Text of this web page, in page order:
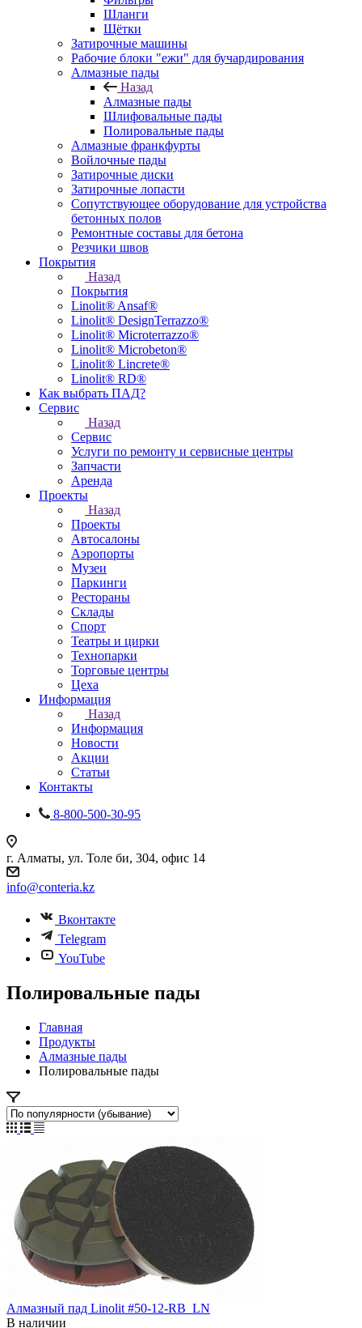
Шланги
Щётки
Затирочные машины
Рабочие блоки "ежи" для бучардирования
Алмазные пады
Назад
Алмазные пады
Шлифовальные пады
Полировальные пады
Алмазные франкфурты
Войлочные пады
Затирочные диски
Затирочные лопасти
Сопутствующее оборудование для устройства
бетонных полов
Ремонтные составы для бетона
Резчики швов
Покрытия
Назад
Покрытия
Linolit® Ansaf®
Linolit® DesignTerrazzo®
Linolit® Microterrazzo®
Linolit® Microbeton®
Linolit® Lincrete®
Linolit® RD®
Как выбрать ПАД?
Сервис
Назад
Сервис
Услуги по ремонту и сервисные центры
Запчасти
Аренда
Проекты
Назад
Проекты
Автосалоны
Аэропорты
Музеи
Паркинги
Рестораны
Склады
Спорт
Театры и цирки
Технопарки
Торговые центры
Цеха
Информация
Назад
Информация
Новости
Акции
Статьи
Контакты
8-800-500-30-95
г. Алматы, ул. Толе би, 304, офис 14
info@conteria.kz
Вконтакте
Telegram
YouTube
Полировальные пады
Главная
Продукты
Алмазные пады
Полировальные пады
Алмазный пад Linolit #50-12-RB_LN
В наличии